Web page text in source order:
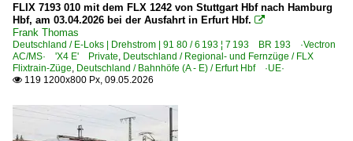
FLIX 7193 010 mit dem FLX 1242 von Stuttgart Hbf nach Hamburg
Hbf, am 03.04.2026 bei der Ausfahrt in Erfurt Hbf. 
Frank Thomas
Deutschland / E-Loks | Drehstrom | 91 80 / 6 193 ¦ 7 193 BR 193 ·Vectron
AC/MS· 'X4 E' Private, Deutschland / Regional- und Fernzüge / FLX
Flixtrain-Züge, Deutschland / Bahnhöfe (A - E) / Erfurt Hbf ·UE·
 119 1200x800 Px, 09.05.2026